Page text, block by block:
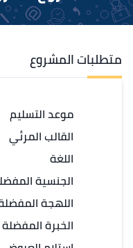
متطلبات المشروع
موعد التسليم
القالب المرئي
اللغة
الجنسية
اللهجة
الخبرة المفضلة